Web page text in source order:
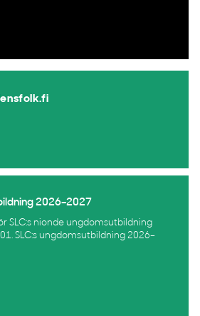
2026–2027
SLC:s nionde ungdomsutbildning
SLC:s ungdomsutbildning 2026–